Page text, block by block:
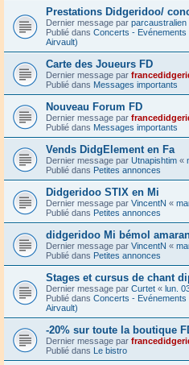
Prestations Didgeridoo/
Dernier message par parcaustralien
Publié dans Concerts -
Airvault)
Carte des Joueurs FD
Dernier message par
Publié dans Messages importants
Nouveau Forum FD
Dernier message par
Publié dans Messages importants
Vends DidgElement en Fa
Dernier message par Utnapishtim «
Publié dans Petites annonces
Didgeridoo STIX en Mi
Dernier message par VincentN «
Publié dans Petites annonces
didgeridoo Mi bémol
Dernier message par VincentN «
Publié dans Petites annonces
Stages et cursus de chant
Dernier message par Curtet « lun.
Publié dans Concerts -
Airvault)
-20% sur toute la boutique
Dernier message par
Publié dans Le bistro